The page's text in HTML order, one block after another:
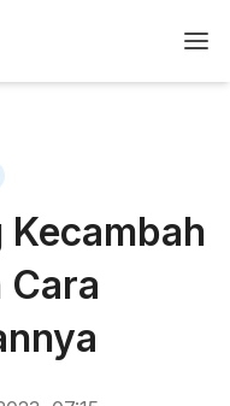
Kecambah
Cara